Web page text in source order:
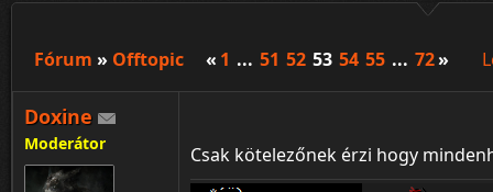
Fórum » Offtopic « 1 ... 51 52 53 54 55 ... 72»
Doxine
Moderátor Csak kötelezőnek érzi hogy